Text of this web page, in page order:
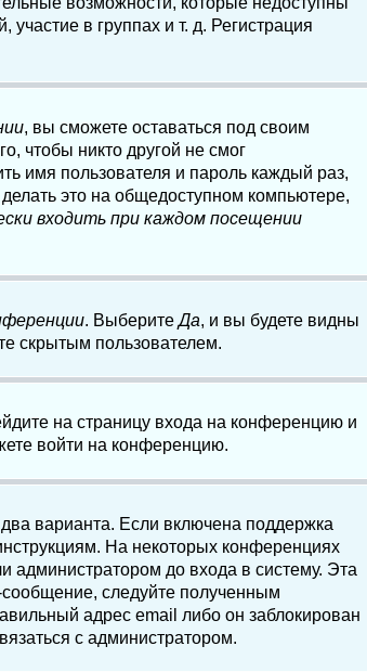
в группах и т. д. Регистрация
, вы сможете оставаться под своим
чтобы никто другой не смог
имя пользователя и пароль каждый раз,
это на общедоступном компьютере,
входить при каждом посещении
. ВыберитеДа, и вы будете видны
скрытым пользователем.
на страницу входа на конференцию и
войти на конференцию.
варианта. Если включена поддержка
На некоторых конференциях
администратором до входа в систему. Эта
следуйте полученным
адрес email либо он заблокирован
с администратором.